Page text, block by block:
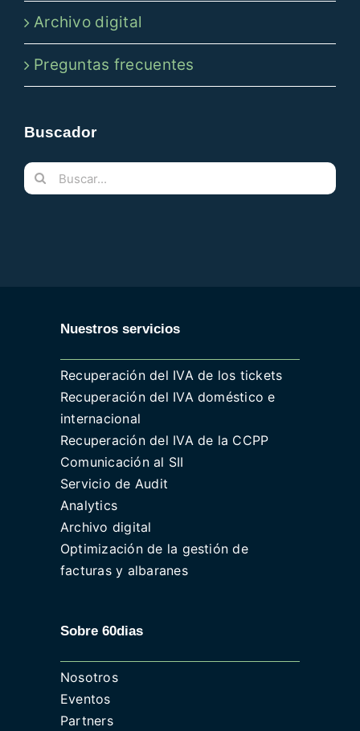
Archivo digital
Preguntas frecuentes
Buscador
Buscar:
Nuestros servicios
Recuperación del IVA de los tickets
Recuperación del IVA doméstico e
internacional
Recuperación del IVA de la CCPP
Comunicación al SII
Servicio de Audit
Analytics
Archivo digital
Optimización de la gestión de
facturas y albaranes
Sobre 60dias
Nosotros
Eventos
Partners